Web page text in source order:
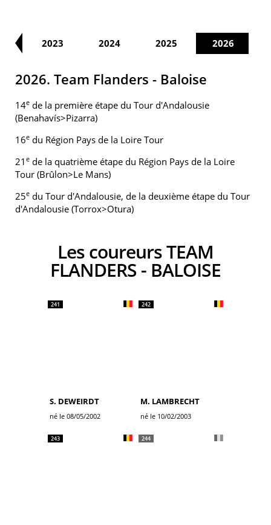
2023 2024 2025 2026
2026. Team Flanders - Baloise
14e de la première étape du Tour d'Andalousie
(Benahavís>Pizarra)
16e du Région Pays de la Loire Tour
21 e de la quatrième étape du Région Pays de la Loire
Tour (Brûlon>Le Mans)
25e du Tour d'Andalousie, de la deuxième étape du Tour
d'Andalousie (Torrox>Otura)
Les coureurs TEAM
FLANDERS - BALOISE
241
S. DEWEIRDT
né le 08/05/2002
242
M. LAMBRECHT
né le 10/02/2003
243 244